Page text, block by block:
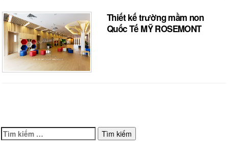
Thiết kế trường mầm non
Quốc Tế MỸ ROSEMONT
Tìm
kiếm